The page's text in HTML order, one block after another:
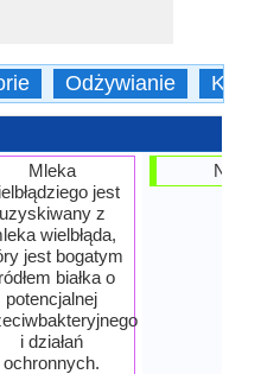
Odżywianie
Mleka
jest
uzyskiwany z
wielbłąda,
jest bogatym
białka o
potencjalnej
i działań
ochronnych.
Nabiał